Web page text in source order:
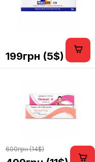
199грн (5$)
600грн (14$)